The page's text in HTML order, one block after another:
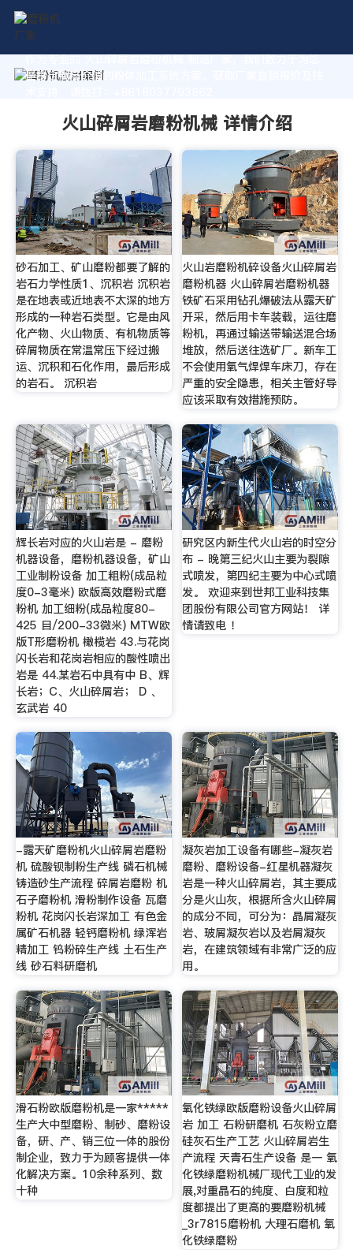
作为专业的 火山碎屑岩磨粉机械 制造厂家，我们致力于为您
量身定制高价值的粉体加工系统方案。获取厂家直销报价及技
火山碎屑岩磨粉机械 详情介绍
砂石加工、矿山磨粉都要了解的
岩石力学性质1、沉积岩 沉积岩
是在地表或近地表不太深的地方
形成的一种岩石类型。它是由风
化产物、火山物质、有机物质等
碎屑物质在常温常压下经过搬
运、沉积和石化作用，最后形成
的岩石。 沉积岩
火山岩磨粉机碎设备火山碎屑岩
磨粉机器 火山碎屑岩磨粉机器
铁矿石采用钻孔爆破法从露天矿
开采，然后用卡车装载，运往磨
粉机，再通过输送带输送混合场
堆放，然后送往选矿厂。新车工
不会使用氧气焊焊车床刀，存在
严重的安全隐患，相关主管好导
应该采取有效措施预防。
辉长岩对应的火山岩是 - 磨粉
机器设备，磨粉机器设备，矿山
工业制粉设备 加工粗粉(成品粒
度0-3毫米) 欧版高效磨粉式磨
粉机 加工细粉(成品粒度80-
425 目/200-33微米) MTW欧
版T形磨粉机 橄榄岩 43.与花岗
闪长岩和花岗岩相应的酸性喷出
岩是 44.某岩石中具有中 B、辉
长岩；C、火山碎屑岩； D 、
玄武岩 40
研究区内新生代火山岩的时空分
布 - 晚第三纪火山主要为裂隙
式喷发，第四纪主要为中心式喷
发。 欢迎来到世邦工业科技集
团股份有限公司官方网站！ 详
情请致电 ！
-露天矿磨粉机火山碎屑岩磨粉
机 硫酸钡制粉生产线 磷石机械
铸造砂生产流程 碎屑岩磨粉 机
石子磨粉机 滑粉制作设备 瓦磨
粉机 花岗闪长岩深加工 有色金
属矿石机器 轻钙磨粉机 绿浑岩
精加工 钨粉碎生产线 土石生产
线 砂石料研磨机
凝灰岩加工设备有哪些-凝灰岩
磨粉、磨粉设备-红星机器凝灰
岩是一种火山碎屑岩，其主要成
分是火山灰，根据所含火山碎屑
的成分不同，可分为：晶屑凝灰
岩、玻屑凝灰岩以及岩屑凝灰
岩，在建筑领域有非常广泛的应
用。
滑石粉欧版磨粉机是一家*****
生产大中型磨粉、制砂、磨粉设
备，研、产、销三位一体的股份
制企业，致力于为顾客提供一体
化解决方案。10余种系列、数
十种
氧化铁绿欧版磨粉设备火山碎屑
岩 加工 石粉研磨机 石灰粉立磨
硅灰石生产工艺 火山碎屑岩生
产流程 天青石生产设备 是一 氧
化铁绿磨粉机械厂现代工业的发
展,对重晶石的纯度、白度和粒
度都提出了更高的要磨粉机械
_3r7815磨粉机 大理石磨机 氧
化铁绿磨粉